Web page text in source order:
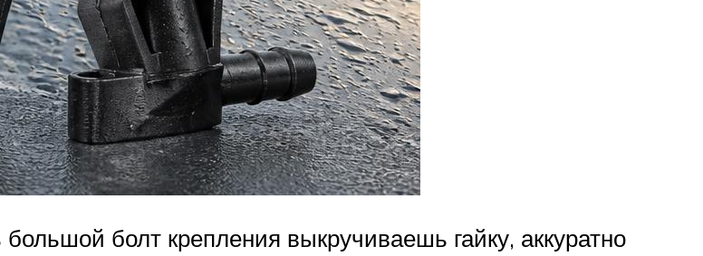
болт крепления выкручиваешь гайку, аккуратно